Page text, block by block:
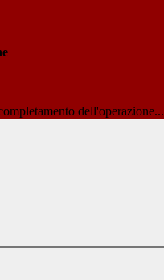
dell'operazione...